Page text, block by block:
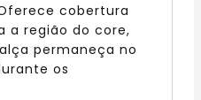
cobertura
a região do core,
permaneça no
os